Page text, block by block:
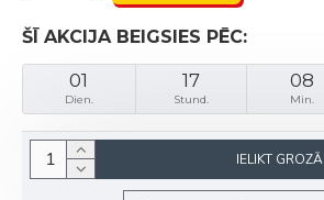
ŠĪ AKCIJA BEIGSIES PĒC:
01
Dien.
17
Stund.
08
Min.
IELIKT GROZĀ